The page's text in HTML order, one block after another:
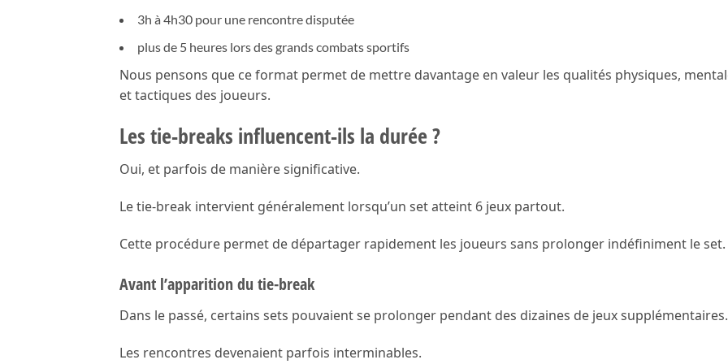
3h à 4h30 pour une rencontre disputée
plus de 5 heures lors des grands combats sportifs
Nous pensons que ce format permet de mettre davantage en valeur les qualités physiques,
et tactiques des joueurs.
Les tie-breaks influencent-ils la durée ?
Oui, et parfois de manière significative.
Le tie-break intervient généralement lorsqu’un set atteint 6 jeux partout.
Cette procédure permet de départager rapidement les joueurs sans prolonger indéfiniment le set.
Avant l’apparition du tie-break
Dans le passé, certains sets pouvaient se prolonger pendant des dizaines de jeux supplémentaires.
Les rencontres devenaient parfois interminables.